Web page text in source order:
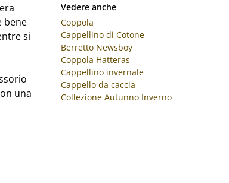
bene
si
una
Vedere anche
Coppola
Cappellino di Cotone
Berretto Newsboy
Coppola Hatteras
Cappellino invernale
Cappello da caccia
Collezione Autunno Inverno